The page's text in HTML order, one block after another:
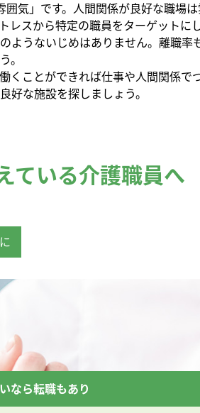
囲気」です。人間関係が良好な職場
レスから特定の職員をターゲット
ようないじめはありません。離職
。
くことができれば仕事や人間関係で
好な施設を探しましょう。
ている介護職員へ
なら転職もあり